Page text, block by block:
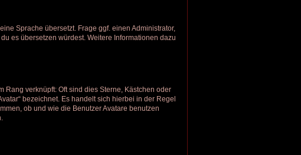
Sprache übersetzt. Frage ggf. einen Administrator,
es übersetzen würdest. Weitere Informationen dazu
verknüpft: Oft sind dies Sterne, Kästchen oder
bezeichnet. Es handelt sich hierbei in der Regel
ob und wie die Benutzer Avatare benutzen